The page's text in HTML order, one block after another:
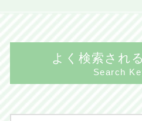
よく検索され
Search